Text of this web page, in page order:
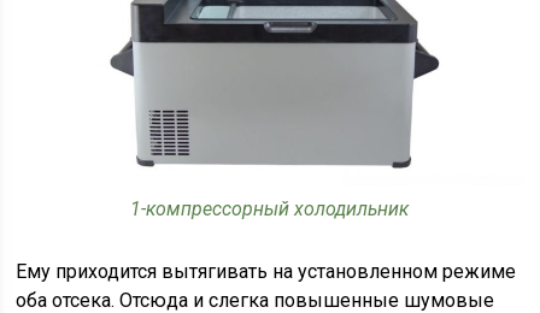
1-компрессорный холодильник
Ему приходится вытягивать на установленном режиме
оба отсека. Отсюда и слегка повышенные шумовые